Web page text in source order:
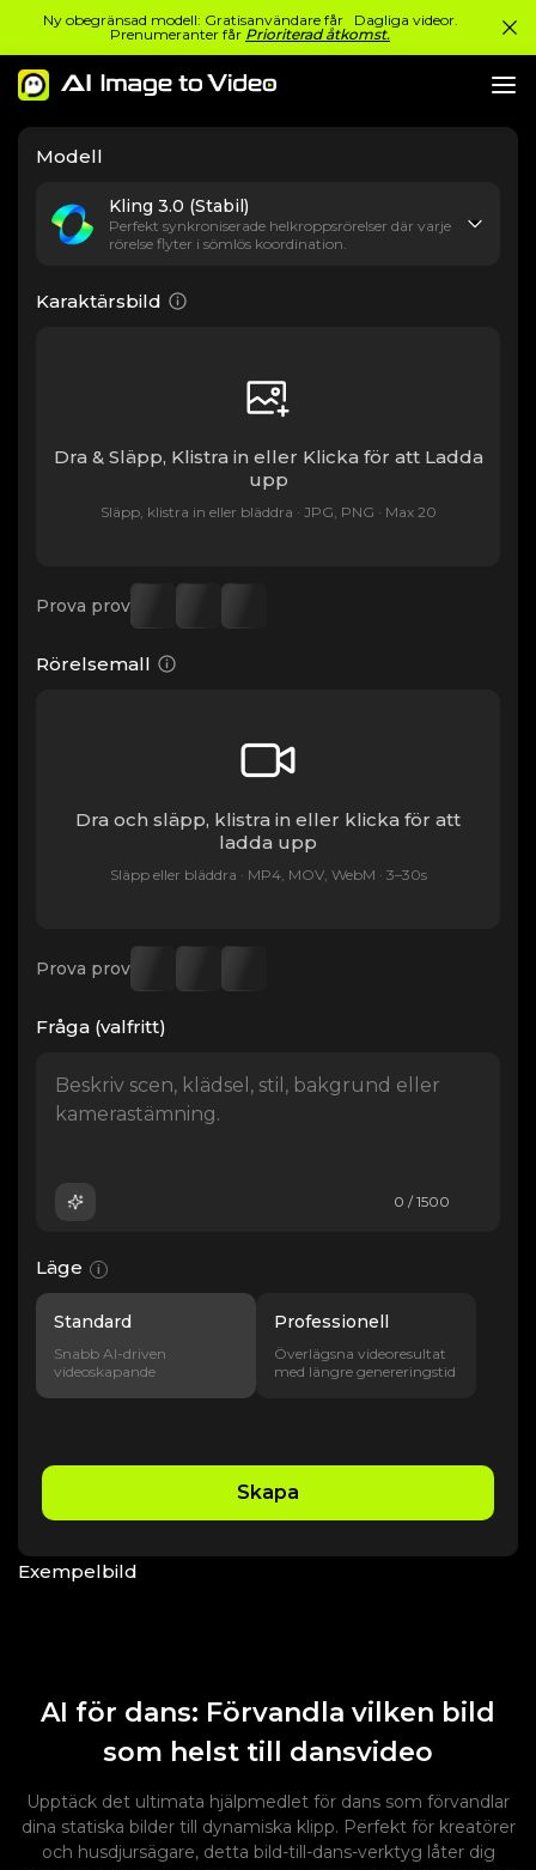
Ny obegränsad modell: Gratisanvändare får Dagliga videor.
Prenumeranter får Prioriterad åtkomst.
Modell
Kling 3.0 (Stabil)
Perfekt synkroniserade helkroppsrörelser där varje
rörelse flyter i sömlös koordination.
Karaktärsbild
Dra & Släpp, Klistra in eller Klicka för att Ladda
upp
Släpp, klistra in eller bläddra · JPG, PNG · Max 20
Prova prov
Rörelsemall
Dra och släpp, klistra in eller klicka för att
ladda upp
Släpp eller bläddra · MP4, MOV, WebM · 3–30s
Prova prov
Fråga (valfritt)
0 / 1500
Läge i
Standard
Snabb AI-driven
videoskapande
Professionell
Överlägsna videoresultat
med längre genereringstid
Skapa
Exempelbild
AI för dans: Förvandla vilken bild
som helst till dansvideo
Upptäck det ultimata hjälpmedlet för dans som förvandlar
dina statiska bilder till dynamiska klipp. Perfekt för kreatörer
och husdjursägare, detta bild-till-dans-verktyg låter dig